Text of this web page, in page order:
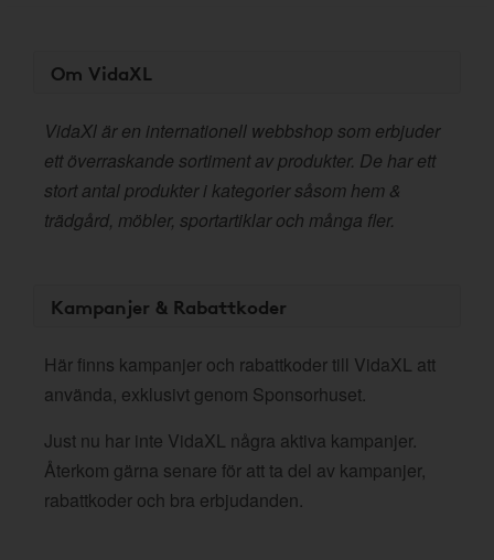
Om VidaXL
VidaXl är en internationell webbshop som erbjuder
ett överraskande sortiment av produkter. De har ett
stort antal produkter i kategorier såsom hem &
trädgård, möbler, sportartiklar och många fler.
Kampanjer & Rabattkoder
Här finns kampanjer och rabattkoder till VidaXL att
använda, exklusivt genom Sponsorhuset.
Just nu har inte VidaXL några aktiva kampanjer.
Återkom gärna senare för att ta del av kampanjer,
rabattkoder och bra erbjudanden.